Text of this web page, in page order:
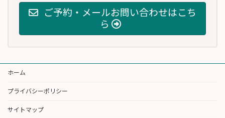
ご予約・メールお問い合わせはこち
ら
ホーム
プライバシーポリシー
サイトマップ